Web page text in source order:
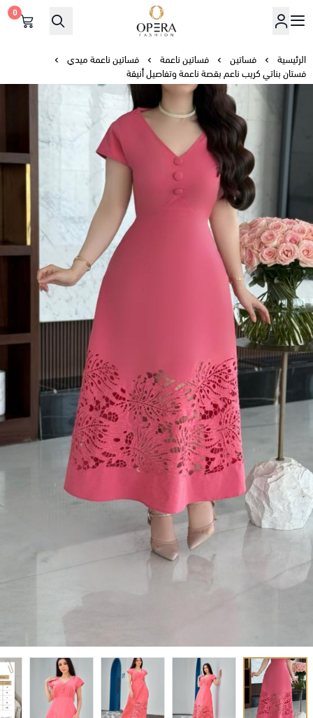
أوبرا فاشن
0
الرئيسية فساتين فساتين ناعمة
فساتين ناعمة ميدي
فستان بناتي كريب ناعم بقصة ناعمة وتفاصيل أنيقة